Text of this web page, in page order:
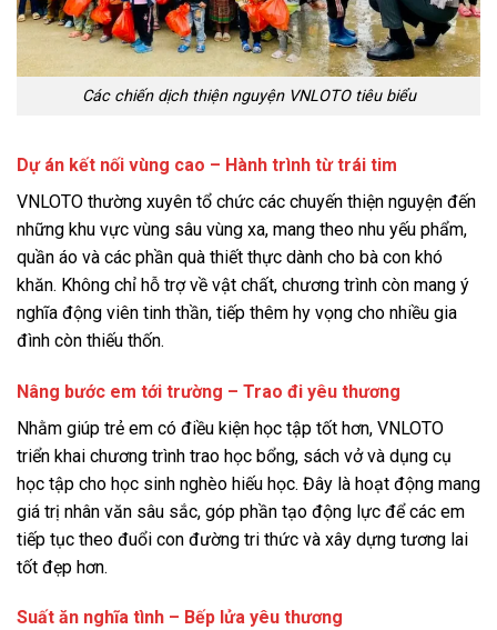
Các chiến dịch thiện nguyện VNLOTO tiêu biểu
Dự án kết nối vùng cao – Hành trình từ trái tim
VNLOTO thường xuyên tổ chức các chuyến thiện nguyện đến
những khu vực vùng sâu vùng xa, mang theo nhu yếu phẩm,
quần áo và các phần quà thiết thực dành cho bà con khó
khăn. Không chỉ hỗ trợ về vật chất, chương trình còn mang ý
nghĩa động viên tinh thần, tiếp thêm hy vọng cho nhiều gia
đình còn thiếu thốn.
Nâng bước em tới trường – Trao đi yêu thương
Nhằm giúp trẻ em có điều kiện học tập tốt hơn, VNLOTO
triển khai chương trình trao học bổng, sách vở và dụng cụ
học tập cho học sinh nghèo hiếu học. Đây là hoạt động mang
giá trị nhân văn sâu sắc, góp phần tạo động lực để các em
tiếp tục theo đuổi con đường tri thức và xây dựng tương lai
tốt đẹp hơn.
Suất ăn nghĩa tình – Bếp lửa yêu thương